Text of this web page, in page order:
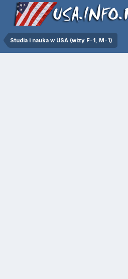
Studia i nauka w USA (wizy F-1, M-1)